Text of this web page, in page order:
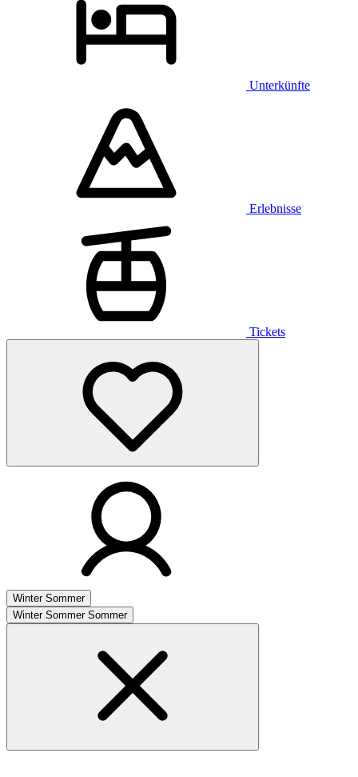
Unterkünfte
Erlebnisse
Tickets
Winter Sommer
Winter Sommer Sommer